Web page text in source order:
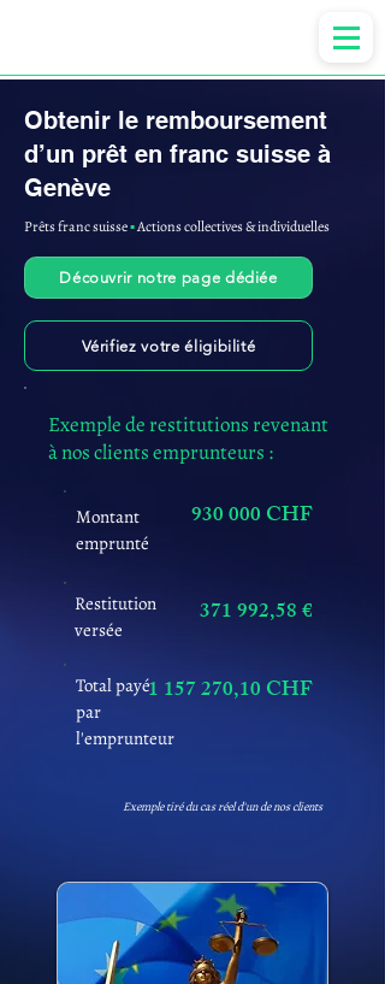
Obtenir le remboursement
d’un prêt en franc suisse à
Genève
Prêts franc suisse▪︎Actions collectives & individuelles
Découvrir notre page dédiée
Vérifiez votre éligibilité
Exemple de restitutions revenant
à nos clients emprunteurs :
Montant
emprunté
930 000 CHF
Restitution
versée
371 992,58 €
Total payé
par
l'emprunteur
1 157 270,10 CHF
Exemple tiré du cas réel d'un de nos clients